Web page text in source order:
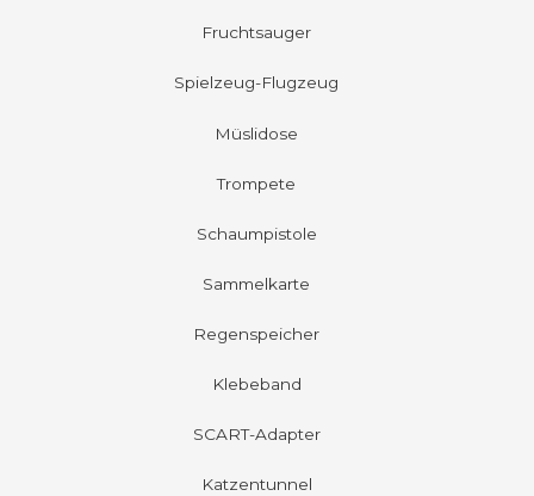
Fruchtsauger
Spielzeug-Flugzeug
Müslidose
Trompete
Schaumpistole
Sammelkarte
Regenspeicher
Klebeband
SCART-Adapter
Katzentunnel